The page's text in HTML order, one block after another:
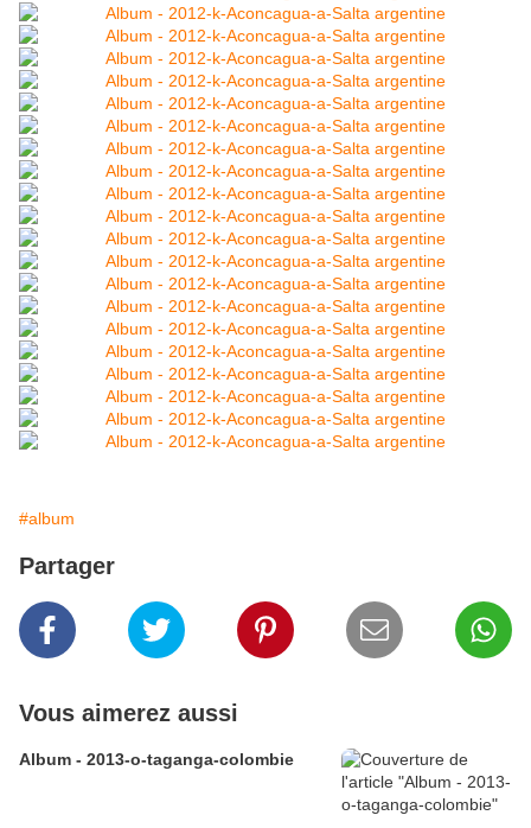
#album
Partager
Vous aimerez aussi
Album - 2013-o-taganga-colombie